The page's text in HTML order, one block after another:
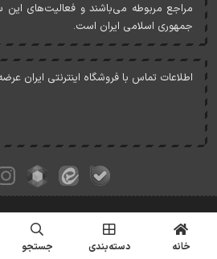
مراجع مربوطه می‌باشند و فعاليت‌های اين
جمهوری اسلامی ايران است.
اطلاعات تماس با فروشگاه اینترنتی ایران
خانه دسته‌بندی جستجو